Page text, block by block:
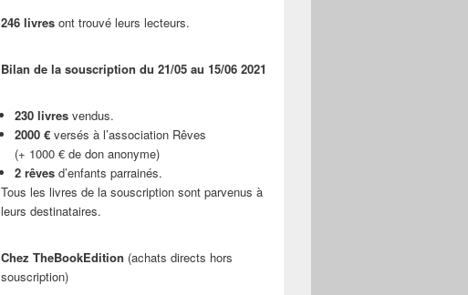
246 livres ont trouvé leurs lecteurs.
Bilan de la souscription du 21/05 au 15/06 2021
230 livres vendus.
2000 € versés à l’association Rêves
(+ 1000 € de don anonyme)
2 rêves d’enfants parrainés.
Tous les livres de la souscription sont parvenus à
leurs destinataires.
Chez TheBookEdition (achats directs hors
souscription)